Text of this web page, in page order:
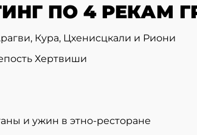
ПО 4 РЕКАМ
Кура, Цхенисцкали и Риони
Хертвиши
и ужин в этно-ресторане